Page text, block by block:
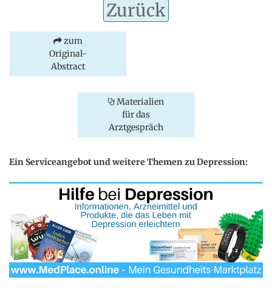
Zurück
zum
Original-
Abstract
Materialien
für das
Arztgespräch
Ein Serviceangebot und weitere Themen zu Depression: